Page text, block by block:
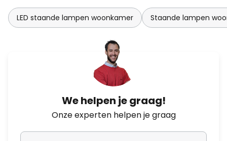
LED staande lampen woonkamer Staande lampen
We helpen je graag!
Onze experten helpen je graag